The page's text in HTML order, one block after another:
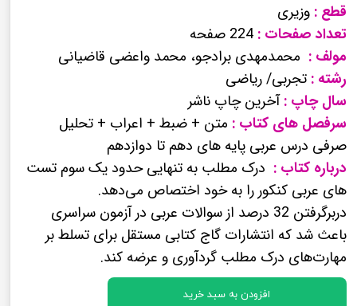
قطع : وزیری
تعداد صفحات : 224 صفحه
مولف : محمدمهدی برادجو، محمد واعضی قاضیانی
رشته : تجربی/ ریاضی
سال چاپ :آخرین چاپ ناشر
سرفصل های کتاب : متن + ضبط + اعراب + تحلیل
صرفی درس عربی پایه های دهم تا دوازدهم
درباره کتاب : درک مطلب به تنهایی حدود یک سوم تست
های عربی کنکور را به خود اختصاص می‌دهد.
دربرگرفتن 32 درصد از سوالات عربی در آزمون سراسری
باعث شد که انتشارات گاج کتابی مستقل برای تسلط بر
مهارت‌های درک مطلب گردآوری و عرضه کند.
افزودن به سبد خرید